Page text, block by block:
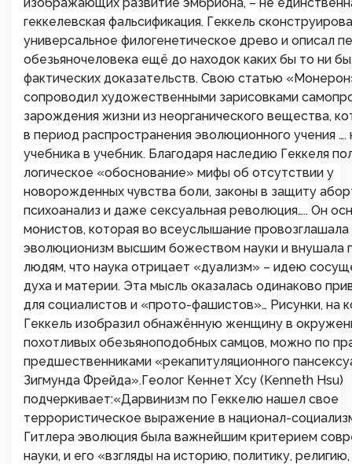
геккелевская фальсификация. Геккель
универсальное филогенетическое древо и описал
обезьяночеловека ещё до находок каких бы то ни
фактических доказательств. Свою статью
сопроводил художественными зарисовками
зарождения жизни из неорганического вещества,
в период распространения эволюционного учения ….
учебника в учебник. Благодаря наследию Геккеля
логическое «обоснование» мифы об отсутствии у
новорожденных чувства боли, законы в защиту
психоанализ и даже сексуальная революция….. Он
монистов, которая во всеуслышание провозглашала
эволюционизм высшим божеством науки и внушала
людям, что наука отрицает «дуализм» – идею
духа и материи. Эта мысль оказалась одинаково
для социалистов и «прото-фашистов»… Рисунки, на
Геккель изобразил обнажённую женщину в
похотливых обезьяноподобных самцов, можно по
предшественниками «рекапитуляционного
Зигмунда Фрейда».Геолог Кеннет Хсу (Kenneth Hsu)
подчеркивает:«Дарвинизм по Геккелю нашел свое
террористическое выражение в национал-
Гитлера эволюция была важнейшим критерием
науки, и его «взгляды на историю, политику, религию,